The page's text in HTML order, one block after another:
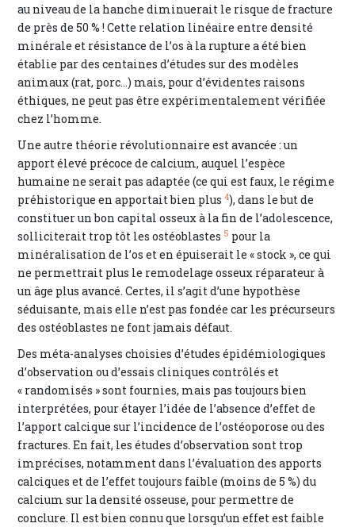
au niveau de la hanche diminuerait le risque de fracture
de près de 50 % ! Cette relation linéaire entre densité
minérale et résistance de l’os à la rupture a été bien
établie par des centaines d’études sur des modèles
animaux (rat, porc…) mais, pour d’évidentes raisons
éthiques, ne peut pas être expérimentalement vérifiée
chez l’homme.
Une autre théorie révolutionnaire est avancée : un
apport élevé précoce de calcium, auquel l’espèce
humaine ne serait pas adaptée (ce qui est faux, le régime
préhistorique en apportait bien plus 4), dans le but de
constituer un bon capital osseux à la fin de l’adolescence,
solliciterait trop tôt les ostéoblastes 5 pour la
minéralisation de l’os et en épuiserait le « stock », ce qui
ne permettrait plus le remodelage osseux réparateur à
un âge plus avancé. Certes, il s’agit d’une hypothèse
séduisante, mais elle n’est pas fondée car les précurseurs
des ostéoblastes ne font jamais défaut.
Des méta-analyses choisies d’études épidémiologiques
d’observation ou d’essais cliniques contrôlés et
« randomisés » sont fournies, mais pas toujours bien
interprétées, pour étayer l’idée de l’absence d’effet de
l’apport calcique sur l’incidence de l’ostéoporose ou des
fractures. En fait, les études d’observation sont trop
imprécises, notamment dans l’évaluation des apports
calciques et de l’effet toujours faible (moins de 5 %) du
calcium sur la densité osseuse, pour permettre de
conclure. Il est bien connu que lorsqu’un effet est faible